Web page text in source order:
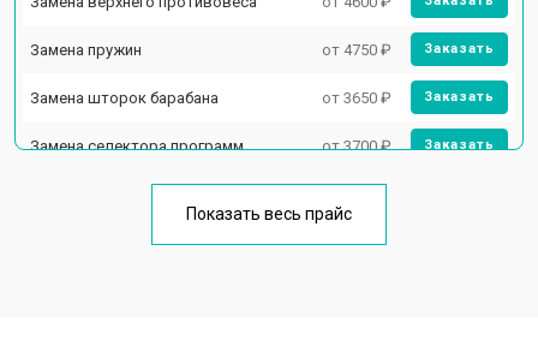
Замена пружин от 4750 ₽ Заказать
Замена шторок барабана от 3650 ₽ Заказать
Замена селектора программ от 3700 ₽ Заказать
Замена опоры бака от 2800 ₽
Показать весь прайс